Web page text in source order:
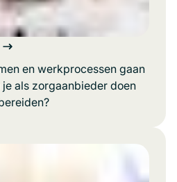
en werkprocessen gaan
als zorgaanbieder doen